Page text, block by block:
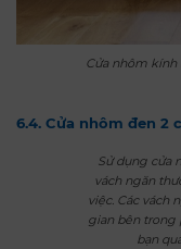
Cửa nhôm kính
6.4. Cửa nhôm đen 2
Sử dụng cửa
vách ngăn
việc. Các vách
gian bên trong
bạn